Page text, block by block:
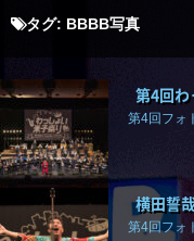
タグ: BBBB写真
第4回わ
第4回フォ
横田誓
第4回フォ